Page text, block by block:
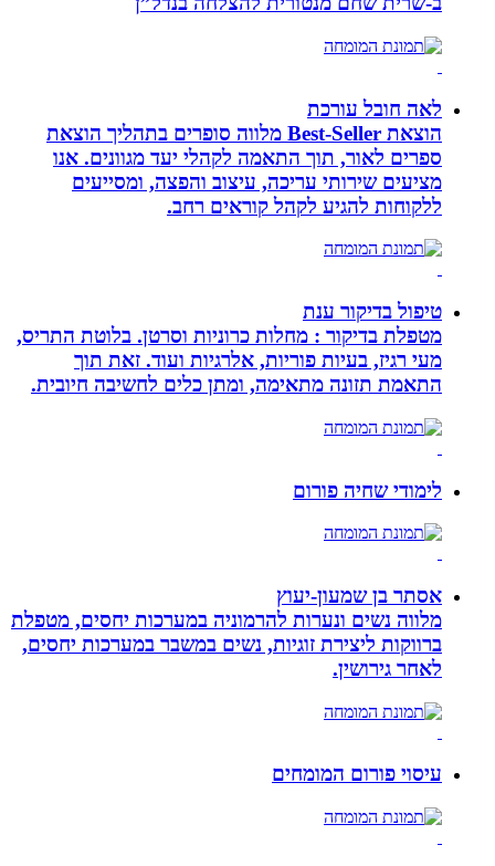
לאה חובל עורכת
הוצאת Best-Seller מלווה סופרים בתהליך הוצאת
ספרים לאור, תוך התאמה לקהלי יעד מגוונים. אנו
מציעים שירותי עריכה, עיצוב והפצה, ומסייעים
ללקוחות להגיע לקהל קוראים רחב.
טיפול בדיקור ענת
מטפלת בדיקור : מחלות כרוניות וסרטן. בלוטת התריס,
מעי רגיז, בעיות פוריות, אלרגיות ועוד. זאת תוך
התאמת תזונה מתאימה, ומתן כלים לחשיבה חיובית.
לימודי שחיה פורום
אסתר בן שמעון-יעוץ
מלווה נשים ונערות להרמוניה במערכות יחסים, מטפלת
ברווקות ליצירת זוגיות, נשים במשבר במערכות יחסים,
לאחר גירושין.
עיסוי פורום המומחים